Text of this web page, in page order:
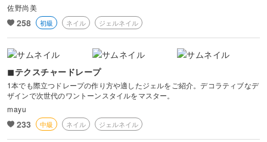
佐野尚美
258 初級 ネイル ジェルネイル
◼︎テクスチャードレープ
1本でも際立つドレープの作り方や適したジェルをご紹介。デコラティブなデ
ザインで次世代のワントーンスタイルをマスター。
mayu
233 中級 ネイル ジェルネイル